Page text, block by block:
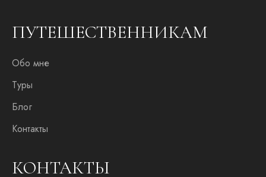
ПУТЕШЕСТВЕННИКАМ
Обо мне
Туры
Блог
Контакты
КОНТАКТЫ